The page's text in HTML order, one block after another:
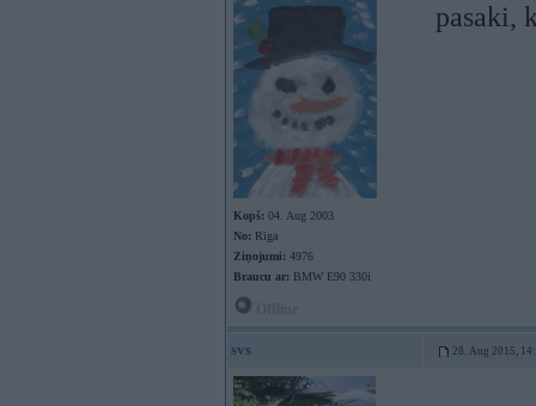
Kopš: 04. Aug 2003
No: Rīga
Ziņojumi: 4976
Braucu ar: BMW E90 330i
pasaki,
svs 28. Aug 2015,